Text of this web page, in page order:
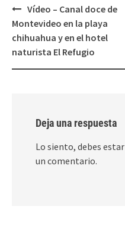
Post
navigation
Vídeo – Canal doce de
Montevideo en la playa
chihuahua y en el hotel
naturista El Refugio
Deja una respuesta
Lo siento, debes estar
un comentario.